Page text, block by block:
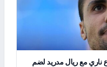
ناري مع ريال مدريد لضم